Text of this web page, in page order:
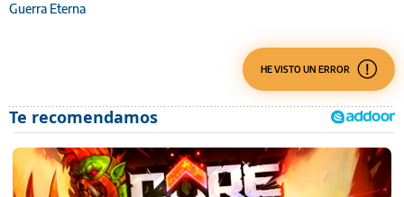
Guerra Eterna
HE VISTO UN ERROR